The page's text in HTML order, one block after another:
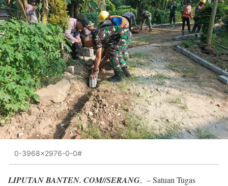
0-3968x2976-0-0#
LIPUTAN BANTEN. COM//SERANG, – Satuan Tugas